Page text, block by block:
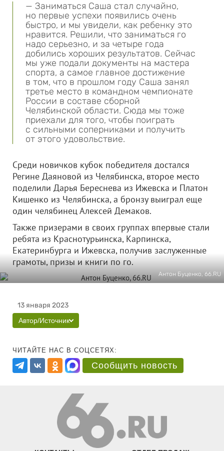
— Заниматься Саша стал случайно,
но первые успехи появились очень
быстро, и мы увидели, как ребенку это
нравится. Решили, что заниматься го
надо серьезно, и за четыре года
добились хороших результатов. Сейчас
мы уже подали документы на мастера
спорта, а самое главное достижение
в том, что в прошлом году Саша занял
третье место в командном чемпионате
России в составе сборной
Челябинской области. Сюда мы тоже
приехали для того, чтобы поиграть
с сильными соперниками и получить
от этого удовольствие.
Среди новичков кубок победителя достался
Регине Даяновой из Челябинска, второе место
поделили Дарья Береснева из Ижевска и Платон
Кишенко из Челябинска, а бронзу выиграл еще
один челябинец Алексей Демаков.
Также призерами в своих группах впервые стали
ребята из Краснотурьинска, Карпинска,
Екатеринбурга и Ижевска, получив заслуженные
грамоты, призы и книги по го.
Антон Буценко, 66.RU
13 января 2023
Автор/Источник
ЧИТАЙТЕ НАС В СОЦСЕТЯХ:
Сообщить новость